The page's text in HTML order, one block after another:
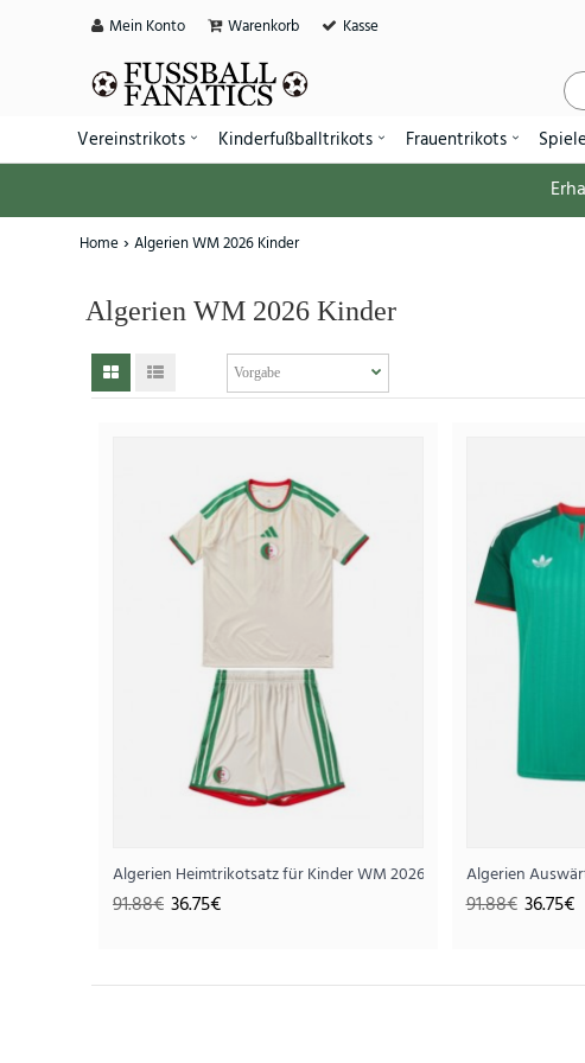
Mein Konto Warenkorb Kasse
Vereinstrikots Kinderfußballtrikots Frauentrikots
Home Algerien WM 2026 Kinder
Algerien WM 2026 Kinder
Algerien Heimtrikotsatz für Kinder WM 2026 Kurzarm (+ Kurze
91.88€ 36.75€
Algerien
91.88€ 36.75€